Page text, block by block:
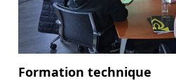
Formation technique